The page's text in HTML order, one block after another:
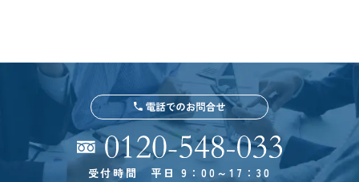
受付時間 平日 9：00～17：30